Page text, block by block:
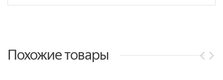
Похожие товары